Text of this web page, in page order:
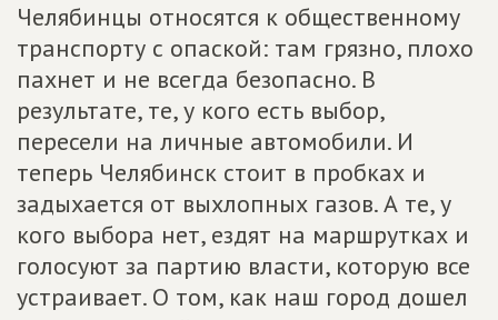
Челябинцы относятся к общественному
транспорту с опаской: там грязно, плохо
пахнет и не всегда безопасно. В
результате, те, у кого есть выбор,
пересели на личные автомобили. И
теперь Челябинск стоит в пробках и
задыхается от выхлопных газов. А те, у
кого выбора нет, ездят на маршрутках и
голосуют за партию власти, которую все
устраивает. О том, как наш город дошел